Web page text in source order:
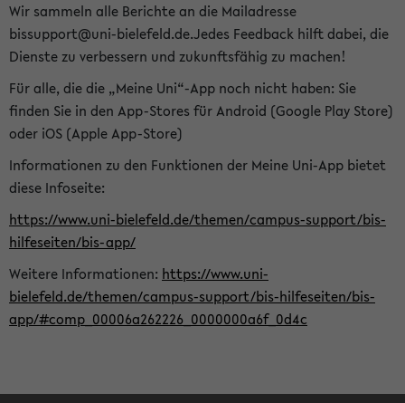
Wir sammeln alle Berichte an die Mailadresse
bissupport@uni-bielefeld.de.Jedes Feedback hilft dabei, die
Dienste zu verbessern und zukunftsfähig zu machen!
Für alle, die die „Meine Uni“-App noch nicht haben: Sie
finden Sie in den App-Stores für Android (Google Play Store)
oder iOS (Apple App-Store)
Informationen zu den Funktionen der Meine Uni-App bietet
diese Infoseite:
https://www.uni-bielefeld.de/themen/campus-support/bis-
hilfeseiten/bis-app/
Weitere Informationen: https://www.uni-
bielefeld.de/themen/campus-support/bis-hilfeseiten/bis-
app/#comp_00006a262226_0000000a6f_0d4c